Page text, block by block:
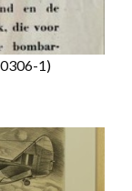
1)